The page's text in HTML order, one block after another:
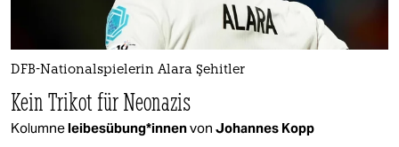
DFB-Nationalspielerin Alara Şehitler
Kein Trikot für Neonazis
Kolumnelei­bes­übun­g*in­nenvon Johannes Kopp